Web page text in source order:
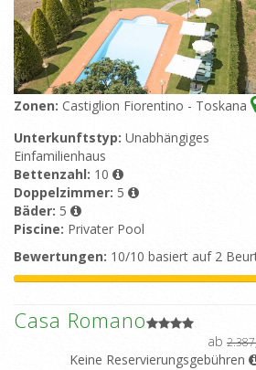
Zonen: Castiglion Fiorentino - Toskana
Unterkunftstyp: Unabhängiges
Einfamilienhaus
Bettenzahl: 10
Doppelzimmer: 5
Bäder: 5
Piscine: Privater Pool
Bewertungen: 10/10 basiert auf 2
Casa Romano
ab
Keine Reservierungsgebühren